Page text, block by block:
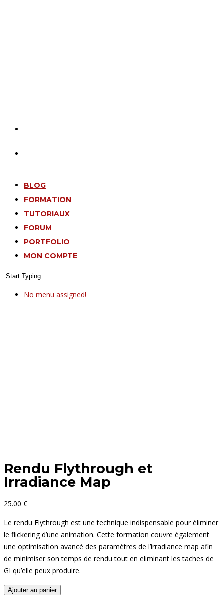
BLOG
FORMATION
TUTORIAUX
FORUM
PORTFOLIO
MON COMPTE
No menu assigned!
Rendu Flythrough et
Irradiance Map
25.00 €
Le rendu Flythrough est une technique indispensable pour éliminer
le flickering d’une animation. Cette formation couvre également
une optimisation avancé des paramètres de l’irradiance map afin
de minimiser son temps de rendu tout en eliminant les taches de
GI qu’elle peux produire.
Ajouter au panier